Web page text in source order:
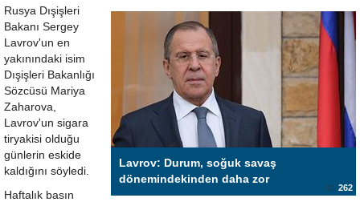
Lavrov: Durum, soğuk savaş
dönemindekinden daha zor
262
Rusya Dışişleri
Bakanı Sergey
Lavrov'un en
yakınındaki isim
Dışişleri Bakanlığı
Sözcüsü Mariya
Zaharova,
Lavrov'un sigara
tiryakisi olduğu
günlerin eskide
kaldığını söyledi.
Haftalık basın